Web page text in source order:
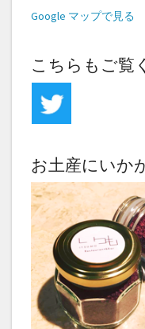
Google マップで見る
こちらもご覧
お土産にいか